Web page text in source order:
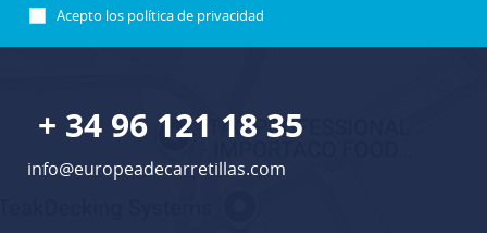
Acepto los política de privacidad
+ 34 96 121 18 35
info@europeadecarretillas.com